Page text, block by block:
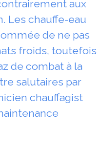
aux
Les chauffe-eau
de ne pas
froids, toutefois
de combat à la
salutaires par
chauffagist